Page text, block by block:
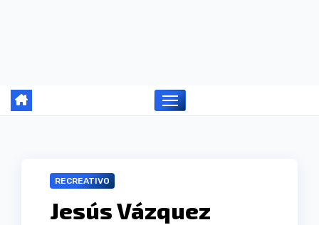
RECREATIVO
Jesús Vázquez